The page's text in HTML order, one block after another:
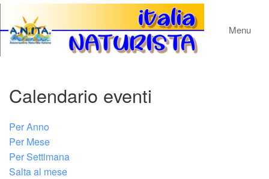
Menu
Calendario eventi
Per Anno
Per Mese
Per Settimana
Salta al mese